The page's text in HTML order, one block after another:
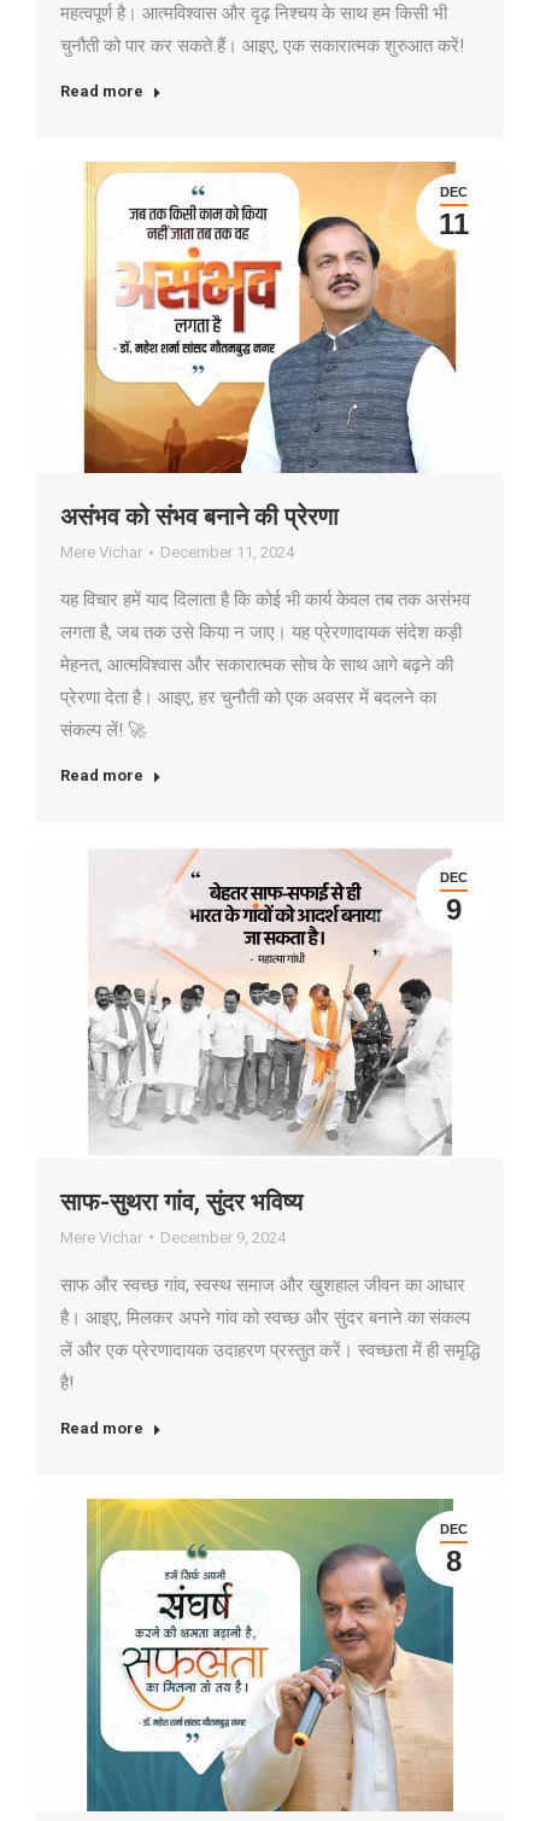
महत्वपूर्ण है। आत्मविश्वास और दृढ़ निश्चय के साथ हम किसी भी
चुनौती को पार कर सकते हैं। आइए, एक सकारात्मक शुरुआत करें!
Read more
DEC
11
असंभव को संभव बनाने की प्रेरणा
Mere Vichar December 11, 2024
यह विचार हमें याद दिलाता है कि कोई भी कार्य केवल तब तक असंभव
लगता है, जब तक उसे किया न जाए। यह प्रेरणादायक संदेश कड़ी
मेहनत, आत्मविश्वास और सकारात्मक सोच के साथ आगे बढ़ने की
प्रेरणा देता है। आइए, हर चुनौती को एक अवसर में बदलने का
संकल्प लें! 🚀
Read more
DEC
9
साफ-सुथरा गांव, सुंदर भविष्य
Mere Vichar December 9, 2024
साफ और स्वच्छ गांव, स्वस्थ समाज और खुशहाल जीवन का आधार
है। आइए, मिलकर अपने गांव को स्वच्छ और सुंदर बनाने का संकल्प
लें और एक प्रेरणादायक उदाहरण प्रस्तुत करें। स्वच्छता में ही समृद्धि
है!
Read more
DEC
8